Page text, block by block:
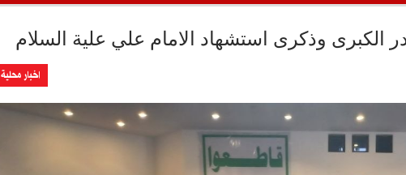
الكبرى وذكرى استشهاد الامام علي علية السلام
اخبار محلية